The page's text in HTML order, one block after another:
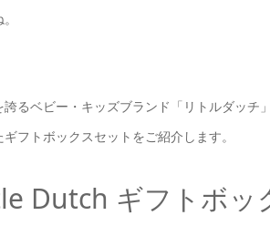
るベビー・キッズブランド「リトルダッチ
フトボックスセットをご紹介します。
Dutch ギフトボッ